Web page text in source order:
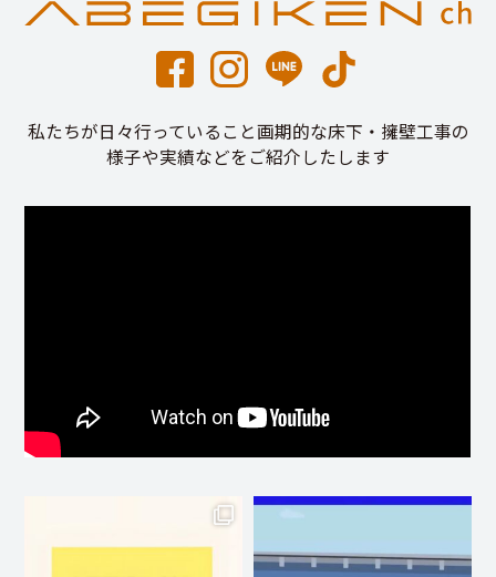
私たちが日々行っていること画期的な床下・擁壁工事の
様子や実績などをご紹介したします